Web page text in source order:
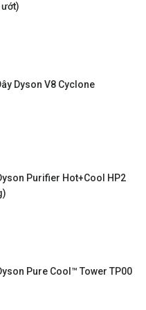
Dyson V8 Cyclone
Purifier Hot+Cool HP2
Pure Cool™ Tower TP00